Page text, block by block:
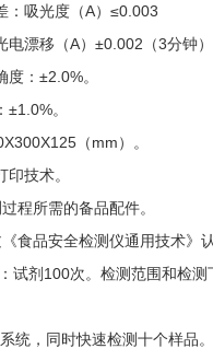
：吸光度（A）≤0.003
电漂移（A）±0.002（3分钟）
度：±2.0%。
±1.0%。
（mm）。
技术。
程所需的备品配件。
食品安全检测仪通用技术》认
试剂100次。检测范围和检测
统，同时快速检测十个样品。